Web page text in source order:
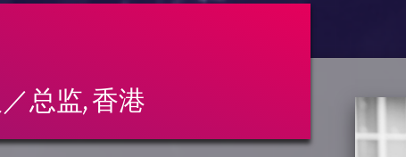
／总监, 香港